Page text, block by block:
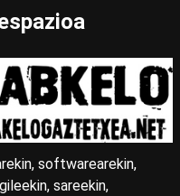
softwarearekin,
sareekin,